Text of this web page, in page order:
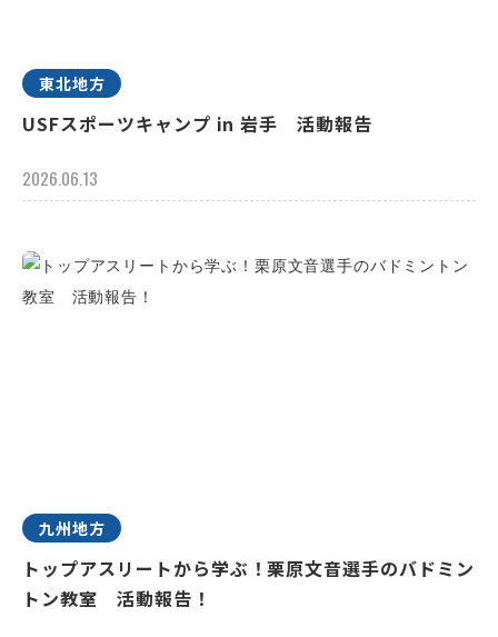
東北地方
USFスポーツキャンプ in 岩手 活動報告
2026.06.13
九州地方
トップアスリートから学ぶ！栗原文音選手のバドミン
トン教室 活動報告！